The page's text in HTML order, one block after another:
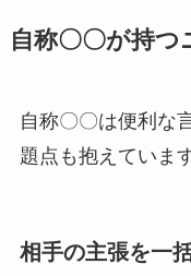
自称〇〇が持
自称〇〇は便利な
題点も抱えています
相手の主張を一